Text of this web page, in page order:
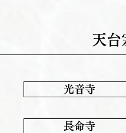
天台
光音寺
長命寺